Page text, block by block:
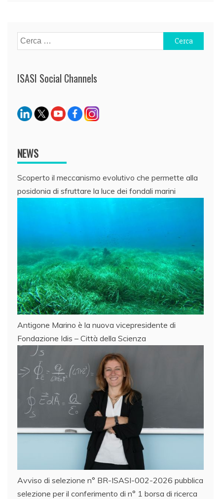
Ricerca
per:
ISASI Social Channels
NEWS
Scoperto il meccanismo evolutivo che permette alla
posidonia di sfruttare la luce dei fondali marini
Antigone Marino è la nuova vicepresidente di
Fondazione Idis – Città della Scienza
Avviso di selezione n° BR-ISASI-002-2026 pubblica
selezione per il conferimento di n° 1 borsa di ricerca